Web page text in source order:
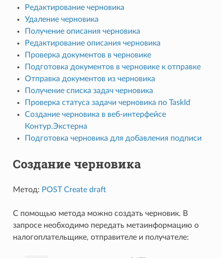
Редактирование черновика
Удаление черновика
Получение описания черновика
Редактирование описания черновика
Проверка документов в черновике
Подготовка документов в черновике к отправке
Отправка документов из черновика
Получение списка задач черновика
Проверка статуса задачи черновика по TaskId
Создание черновика в веб-интерфейсе
Контур.Экстерна
Подготовка черновика для добавления подписи
Создание черновика
Метод: POST Create draft
С помощью метода можно создать черновик. В
запросе необходимо передать метаинформацию о
налогоплательщике, отправителе и получателе: